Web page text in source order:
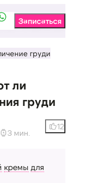
ли кремы для
груди
ли
груди
3 мин.
12
кремы для